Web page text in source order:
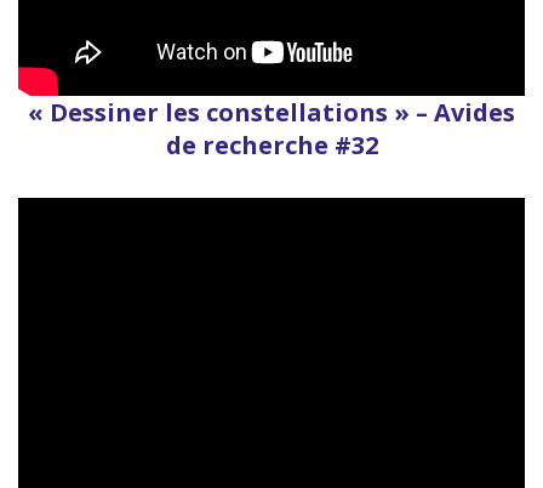
« Dessiner les constellations » – Avides
de recherche #32